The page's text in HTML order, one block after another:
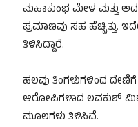
ಮಹಾಕುಂಭ ಮೇಳ ಮತ್ತು
ಪ್ರಮಾಣವು ಸಹ ಹೆಚ್ಚಿತ್ತು.
ತಿಳಿಸಿದ್ದಾರೆ.
ಹಲವು ತಿಂಗಳುಗಳಿಂದ
ಆರೋಪಿಗಳಾದ ಲವಕುಶ್
ಮೂಲಗಳು ತಿಳಿಸಿವೆ.